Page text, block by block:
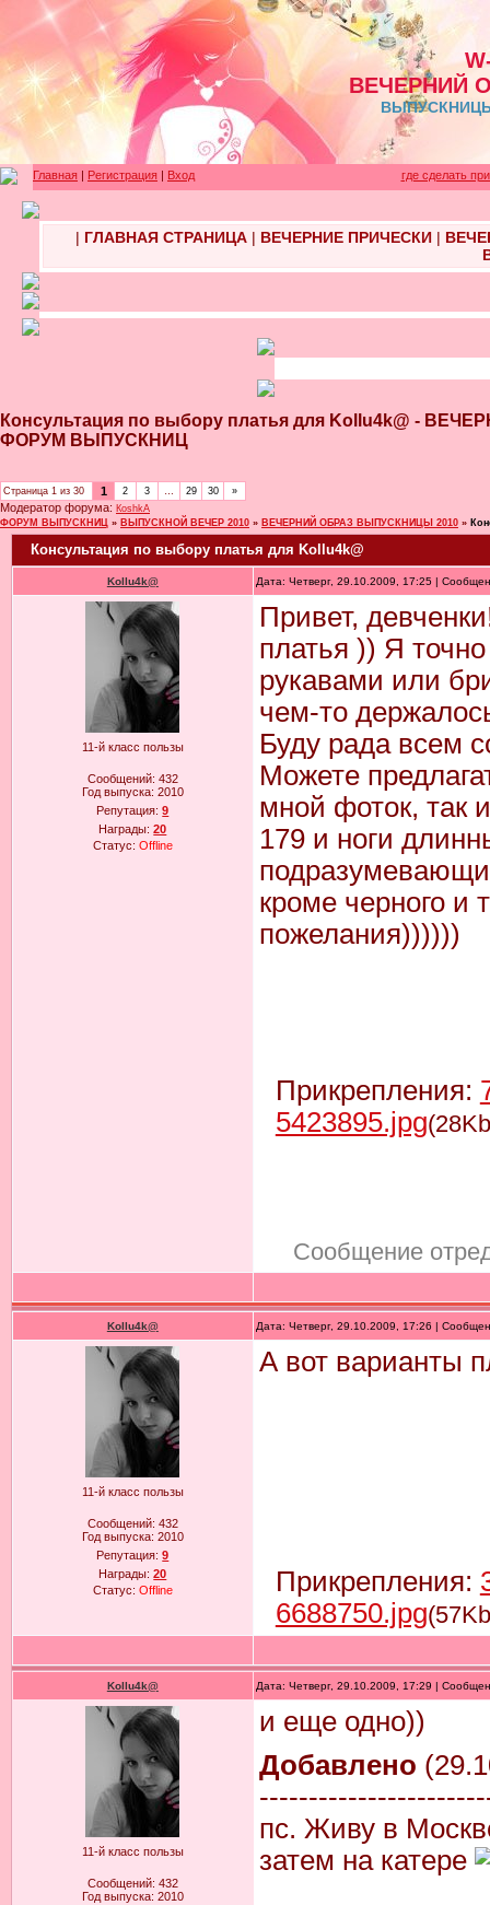
ВЕЧЕРНИЙ
Главная | Регистрация | Вход где сделать
| ГЛАВНАЯ СТРАНИЦА| ВЕЧЕРНИЕ ПРИЧЕСКИ|
Консультация по выбору платья для Kollu4k@ -
ФОРУМ ВЫПУСКНИЦ
Страница 1 из 30 1 2 3 … 29 30 »
Модератор форума: КoshkA
ФОРУМ ВЫПУСКНИЦ » ВЫПУСКНОЙ ВЕЧЕР 2010 » ВЕЧЕРНИЙ ОБРАЗ ВЫПУСКНИЦЫ 2010 »
Консультация по выбору платья для Kollu4k@
Kollu4k@ Дата: Четверг, 29.10.2009, 17:25 |
11-й класс пользы
Сообщений: 432
Год выпуска: 2010
Репутация:9
Награды:20
Статус: Offline
Привет,
платья )) Я
рукавами или
чем-то
Буду рада всем
Можете
мной фоток, так
179 и ноги
кроме черного и
пожелания))))))
Прикрепления:
5423895.jpg
Сообщение
Kollu4k@ Дата: Четверг, 29.10.2009, 17:26 |
11-й класс пользы
Сообщений: 432
Год выпуска: 2010
Репутация:9
Награды:20
Статус: Offline
А вот варианты
Прикрепления:
6688750.jpg
Kollu4k@ Дата: Четверг, 29.10.2009, 17:29 |
11-й класс пользы
Сообщений: 432
Год выпуска: 2010
и еще одно))
Добавлено
пс. Живу в
затем на катере